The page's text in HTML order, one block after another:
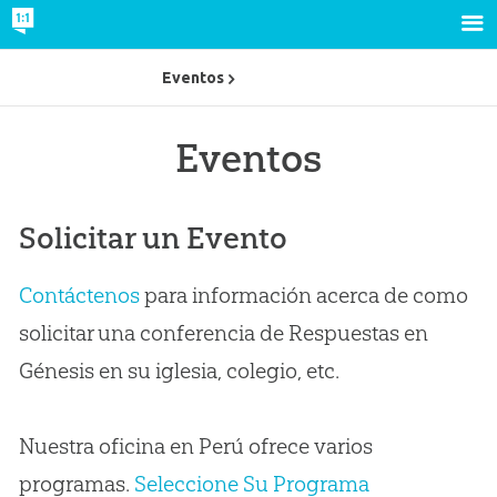
Eventos
Solicitar un Evento
Contáctenospara información acerca de como
solicitar una conferencia de Respuestas en
Génesis en su iglesia, colegio, etc.
Nuestra oficina en Perú ofrece varios
programas. Seleccione Su Programa
Eventos